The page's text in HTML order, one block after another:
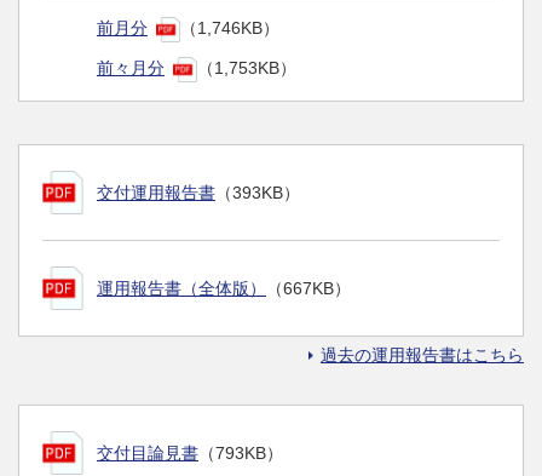
前月分 （1,746KB）
前々月分 （1,753KB）
交付運用報告書 （393KB）
運用報告書（全体版） （667KB）
過去の運用報告書はこちら
交付目論見書 （793KB）